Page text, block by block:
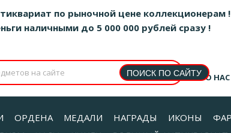
по рыночной цене коллекционерам !
наличными до 5 000 000 рублей сразу !
О НАС
ОРДЕНА МЕДАЛИ НАГРАДЫ ИКОНЫ